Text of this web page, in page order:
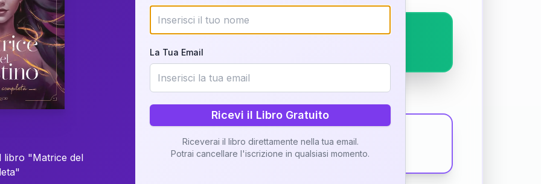
Richiedi Interpretazione
✨ Interpretazione personalizzata
Scopri il Libro
libro "Matrice del
La Tua Email
Ricevi il Libro Gratuito
Riceverai il libro direttamente nella tua email.
Potrai cancellare l'iscrizione in qualsiasi momento.